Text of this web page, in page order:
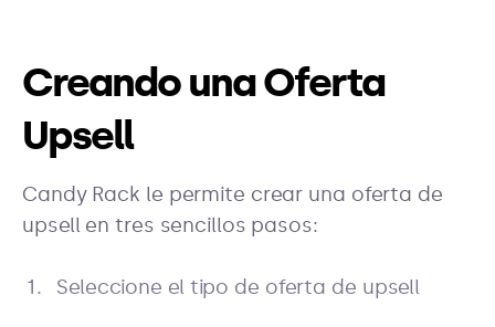
Creando una Oferta
Upsell
Candy Rack le permite crear una oferta de
upsell en tres sencillos pasos:
Seleccione el tipo de oferta de upsell